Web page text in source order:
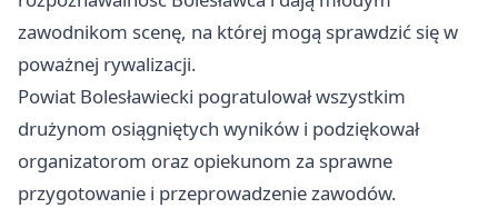
zawodnikom scenę, na której mogą sprawdzić się w
poważnej rywalizacji.
Powiat Bolesławiecki pogratulował wszystkim
drużynom osiągniętych wyników i podziękował
organizatorom oraz opiekunom za sprawne
przygotowanie i przeprowadzenie zawodów.